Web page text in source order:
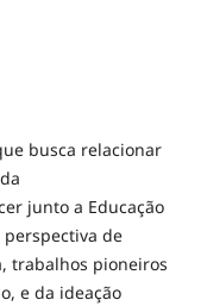
busca relacionar
junto a Educação
de
trabalhos pioneiros
e da ideação